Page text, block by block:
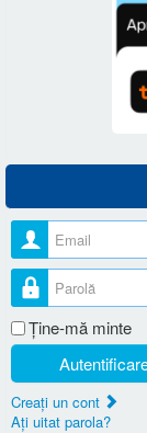
Nume utilizator
Parolă
Ţine-mă minte
Creaţi un cont
Aţi uitat parola?